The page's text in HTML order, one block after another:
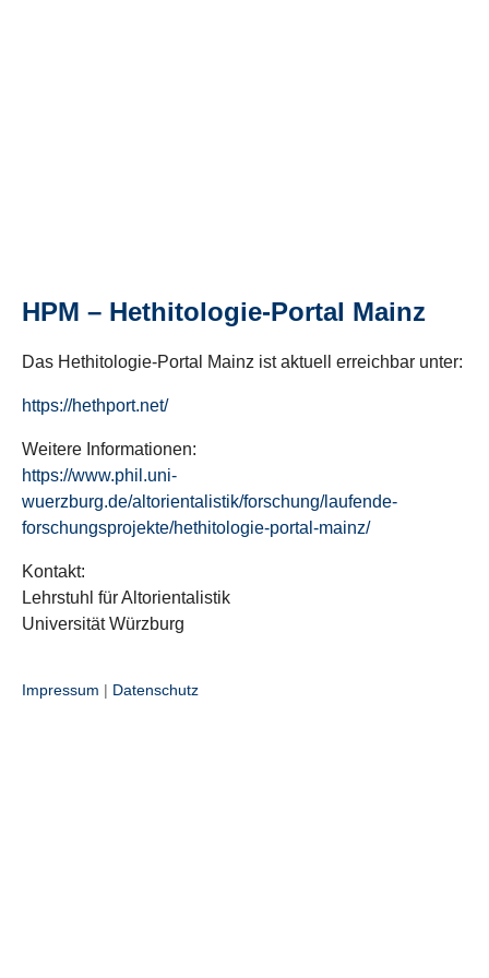
HPM – Hethitologie-Portal Mainz
Das Hethitologie-Portal Mainz ist aktuell erreichbar unter:
https://hethport.net/
Weitere Informationen:
https://www.phil.uni-
wuerzburg.de/altorientalistik/forschung/laufende-
forschungsprojekte/hethitologie-portal-mainz/
Kontakt:
Lehrstuhl für Altorientalistik
Universität Würzburg
Impressum | Datenschutz